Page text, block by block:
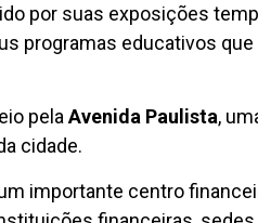
por suas exposições
programas educativos
pelaAvenida Paulista,
cidade.
importante centro